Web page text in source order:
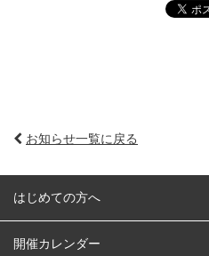
お知らせ一覧に戻る
はじめての方へ
はじめての方へ
開催カレンダー